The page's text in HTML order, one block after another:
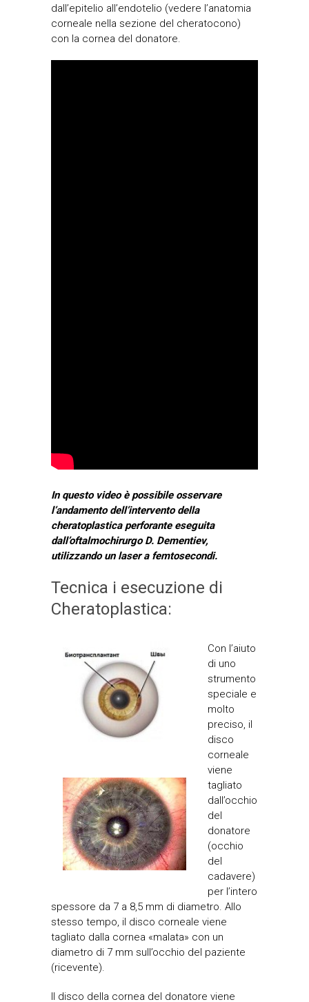
dall’epitelio all’endotelio (vedere l’anatomia
corneale nella sezione del cheratocono)
con la cornea del donatore.
In questo video è possibile osservare
l’andamento dell’intervento della
cheratoplastica perforante eseguita
dall’oftalmochirurgo D. Dementiev,
utilizzando un laser a femtosecondi.
Tecnica i esecuzione di
Cheratoplastica:
Con l’aiuto
di uno
strumento
speciale e
molto
preciso, il
disco
corneale
viene
tagliato
dall’occhio
del
donatore
(occhio
del
cadavere)
per l’intero
spessore da 7 a 8,5 mm di diametro. Allo
stesso tempo, il disco corneale viene
tagliato dalla cornea «malata» con un
diametro di 7 mm sull’occhio del paziente
(ricevente).
Il disco della cornea del donatore viene